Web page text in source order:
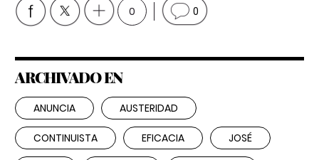
0 0
ARCHIVADO EN
ANUNCIA AUSTERIDAD
CONTINUISTA EFICACIA JOSÉ